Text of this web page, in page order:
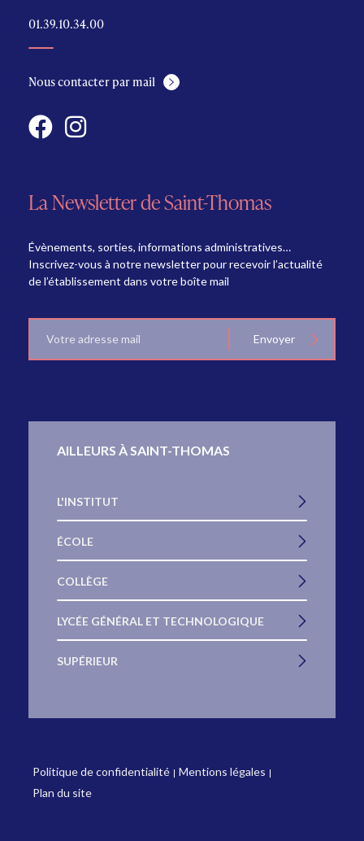
01.39.10.34.00
Nous contacter par mail
La Newsletter de Saint-Thomas
Évènements, sorties, informations administratives…
Inscrivez-vous à notre newsletter pour recevoir l’actualité
de l’établissement dans votre boîte mail
mail
Envoyer
AILLEURS À SAINT-THOMAS
L'INSTITUT
ÉCOLE
COLLÈGE
LYCÉE GÉNÉRAL ET TECHNOLOGIQUE
SUPÉRIEUR
Politique de confidentialité
Mentions légales
Plan du site